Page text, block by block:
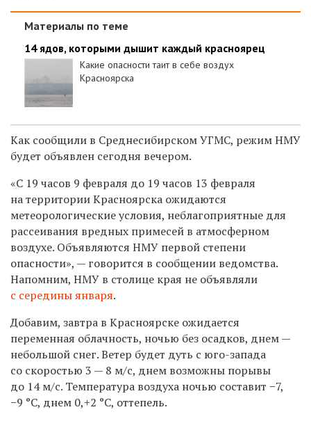
Материалы по теме
14 ядов, которыми дышит каждый красноярец
Какие опасности таит в себе воздух
Красноярска
Как сообщили в Среднесибирском УГМС, режим НМУ
будет объявлен сегодня вечером.
«С 19 часов 9 февраля до 19 часов 13 февраля
на территории Красноярска ожидаются
метеорологические условия, неблагоприятные для
рассеивания вредных примесей в атмосферном
воздухе. Объявляются НМУ первой степени
опасности», — говорится в сообщении ведомства.
Напомним, НМУ в столице края не объявляли
с середины января.
Добавим, завтра в Красноярске ожидается
переменная облачность, ночью без осадков, днем —
небольшой снег. Ветер будет дуть с юго-запада
со скоростью 3 — 8 м/с, днем возможны порывы
до 14 м/с. Температура воздуха ночью составит −7,
−9 °C, днем 0,+2 °C, оттепель.